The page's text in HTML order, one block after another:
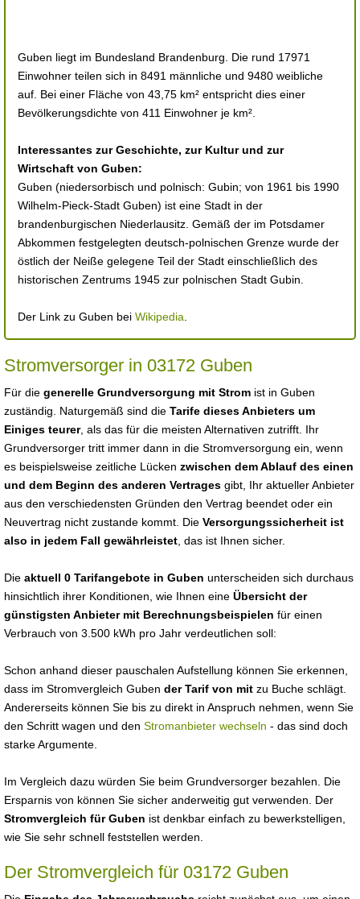
Guben liegt im Bundesland Brandenburg. Die rund 17971
Einwohner teilen sich in 8491 männliche und 9480 weibliche
auf. Bei einer Fläche von 43,75 km² entspricht dies einer
Bevölkerungsdichte von 411 Einwohner je km².
Interessantes zur Geschichte, zur Kultur und zur
Wirtschaft von Guben:
Guben (niedersorbisch und polnisch: Gubin; von 1961 bis 1990
Wilhelm-Pieck-Stadt Guben) ist eine Stadt in der
brandenburgischen Niederlausitz. Gemäß der im Potsdamer
Abkommen festgelegten deutsch-polnischen Grenze wurde der
östlich der Neiße gelegene Teil der Stadt einschließlich des
historischen Zentrums 1945 zur polnischen Stadt Gubin.
Der Link zu Guben bei Wikipedia
Stromversorger in 03172 Guben
Für die generelle Grundversorgung mit Strom ist in Guben
zuständig. Naturgemäß sind die Tarife dieses Anbieters um
Einiges teurer, als das für die meisten Alternativen zutrifft. Ihr
Grundversorger tritt immer dann in die Stromversorgung ein, wenn
es beispielsweise zeitliche Lücken zwischen dem Ablauf des einen
und dem Beginn des anderen Vertrages gibt, Ihr aktueller Anbieter
aus den verschiedensten Gründen den Vertrag beendet oder ein
Neuvertrag nicht zustande kommt. Die Versorgungssicherheit ist
also in jedem Fall gewährleistet , das ist Ihnen sicher.
Die aktuell 0 Tarifangebote in Guben unterscheiden sich durchaus
hinsichtlich ihrer Konditionen, wie Ihnen eine Übersicht der
günstigsten Anbieter mit Berechnungsbeispielen für einen
Verbrauch von 3.500 kWh pro Jahr verdeutlichen soll:
Schon anhand dieser pauschalen Aufstellung können Sie erkennen,
dass im Stromvergleich Guben der Tarif von mit zu Buche schlägt.
Andererseits können Sie bis zu direkt in Anspruch nehmen, wenn Sie
den Schritt wagen und den Stromanbieter wechseln - das sind doch
starke Argumente.
Im Vergleich dazu würden Sie beim Grundversorger bezahlen. Die
Ersparnis von können Sie sicher anderweitig gut verwenden. Der
Stromvergleich für Guben ist denkbar einfach zu bewerkstelligen,
wie Sie sehr schnell feststellen werden.
Der Stromvergleich für 03172 Guben